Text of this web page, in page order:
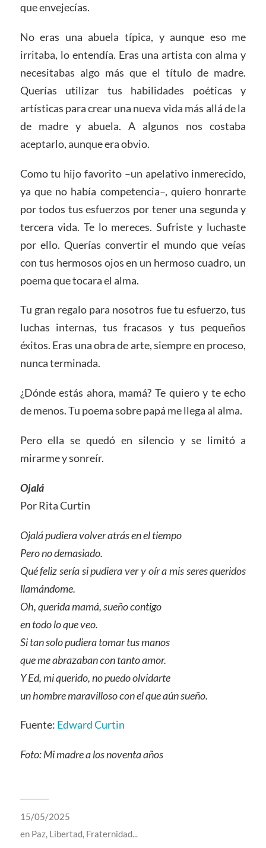
que envejecías.
No eras una abuela típica, y aunque eso me
irritaba, lo entendía. Eras una artista con alma y
necesitabas algo más que el título de madre.
Querías utilizar tus habilidades poéticas y
artísticas para crear una nueva vida más allá de la
de madre y abuela. A algunos nos costaba
aceptarlo, aunque era obvio.
Como tu hijo favorito –un apelativo inmerecido,
ya que no había competencia–, quiero honrarte
por todos tus esfuerzos por tener una segunda y
tercera vida. Te lo mereces. Sufriste y luchaste
por ello. Querías convertir el mundo que veías
con tus hermosos ojos en un hermoso cuadro, un
poema que tocara el alma.
Tu gran regalo para nosotros fue tu esfuerzo, tus
luchas internas, tus fracasos y tus pequeños
éxitos. Eras una obra de arte, siempre en proceso,
nunca terminada.
¿Dónde estás ahora, mamá? Te quiero y te echo
de menos. Tu poema sobre papá me llega al alma.
Pero ella se quedó en silencio y se limitó a
mirarme y sonreír.
Ojalá
Por Rita Curtin
Ojalá pudiera volver atrás en el tiempo
Pero no demasiado.
Qué feliz sería si pudiera ver y oír a mis seres queridos
llamándome.
Oh, querida mamá, sueño contigo
en todo lo que veo.
Si tan solo pudiera tomar tus manos
que me abrazaban con tanto amor.
Y Ed, mi querido, no puedo olvidarte
un hombre maravilloso con el que aún sueño.
Fuente: Edward Curtin
Foto: Mi madre a los noventa años
15/05/2025
en Paz, Libertad, Fraternidad...